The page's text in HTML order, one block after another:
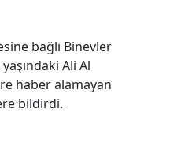
bağlı Binevler
Ali Al
haber alamayan
bildirdi.